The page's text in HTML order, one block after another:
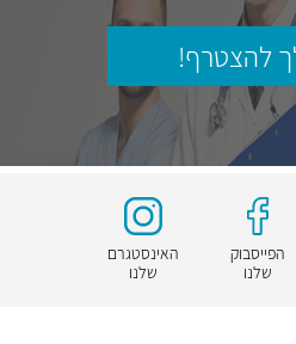
להצטרף!
הפייסבוק
שלנו
האינסטגרם
שלנו